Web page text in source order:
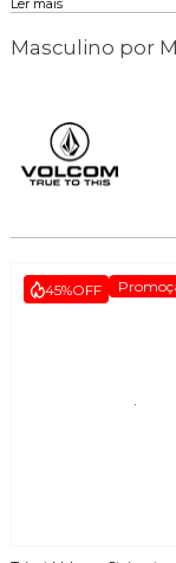
nossos acessórios
elevam seu look.
Ler mais
Masculino por
45%OFF